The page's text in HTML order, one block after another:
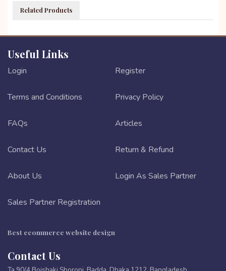
Related Products
Useful Links
Login Register
Terms and Conditions Privacy Policy
FAQs Articles
Contact Us Return & Refund
About Us Login As Sales Partner
Sales Partner Registration
Best ecommerce website design
Contact Us